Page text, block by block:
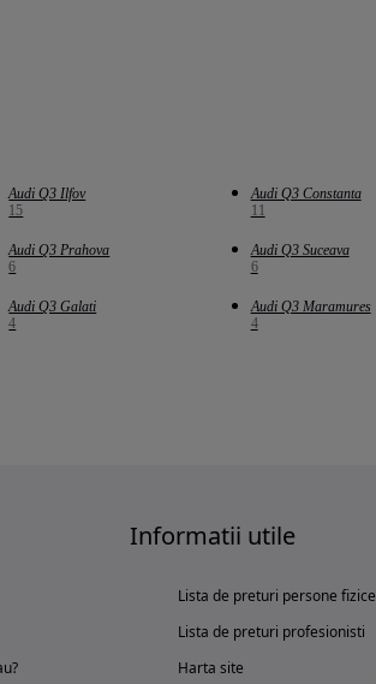
Audi Q3 Ilfov
15
Audi Q3 Constanta
11
Audi Q3 Prahova
6
Audi Q3 Suceava
6
Audi Q3 Galati
4
Audi Q3 Maramures
4
Informatii utile
Lista de preturi persone fizice
Lista de preturi profesionisti
Harta site